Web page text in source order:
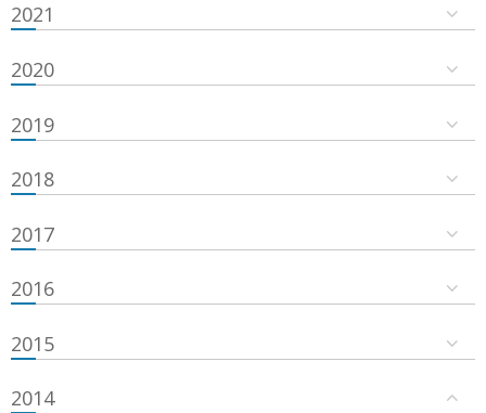
2021
2020
2019
2018
2017
2016
2015
2014